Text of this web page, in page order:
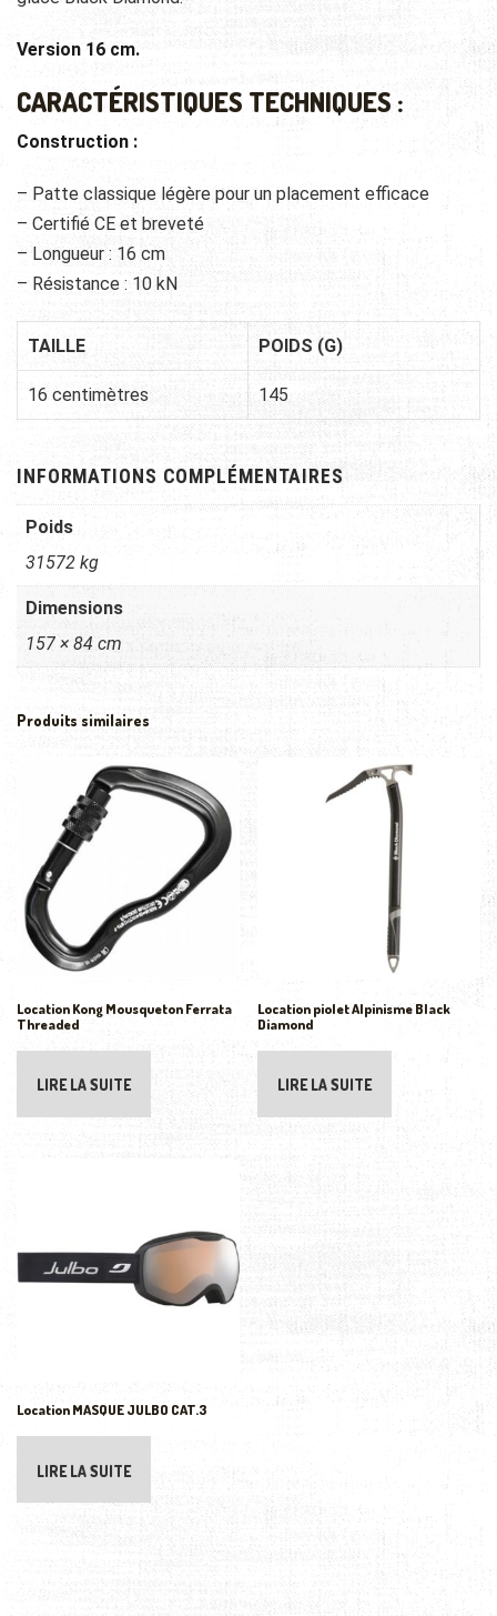
Version 16 cm.
CARACTÉRISTIQUES TECHNIQUES :
Construction :
– Patte classique légère pour un placement efficace
– Certifié CE et breveté
– Longueur : 16 cm
– Résistance : 10 kN
TAILLE POIDS (G)
16 centimètres 145
INFORMATIONS COMPLÉMENTAIRES
Poids
31572 kg
Dimensions
157 × 84 cm
Produits similaires
Location Kong Mousqueton Ferrata
Threaded
LIRE LA SUITE
Location piolet Alpinisme Black
Diamond
LIRE LA SUITE
Location MASQUE JULBO CAT.3
LIRE LA SUITE